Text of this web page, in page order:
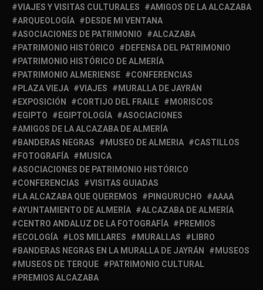
VIAJES Y VISITAS CULTURALES
AMIGOS DE LA ALCAZABA
ARQUEOLOGÍA
DESDE MI VENTANA
ASOCIACIONES DE PATRIMONIO
ALCAZABA
PATRIMONIO HISTÓRICO
DEFENSA DEL PATRIMONIO
PATRIMONIO HISTÓRICO DE ALMERÍA
PATRIMONIO ALMERIENSE
CONFERENCIAS
PLAZA VIEJA
VIAJES
MURALLA DE JAYRÁN
EXPOSICIÓN
CORTIJO DEL FRAILE
MORISCOS
EGIPTO
EGIPTOLOGÍA
ASOCIACIONES
AMIGOS DE LA ALCAZABA DE ALMERÍA
BANDERAS NEGRAS
MUSEO DE ALMERIA
CASTILLOS
FOTOGRAFÍA
MUSICA
ASOCIACIONES DE PATRIMONIO HISTÓRICO
CONFERENCIAS
VISITAS GUIADAS
LA ALCAZABA QUE QUEREMOS
PINGURUCHO
AAAA
AYUNTAMIENTO DE ALMERÍA
ALCAZABA DE ALMERÍA
CENTRO ANDALUZ DE LA FOTOGRAFÍA
PREMIOS
ECOLOGÍA
LOS MILLARES MURALLAS
LIBRO
BANDERAS NEGRAS EN LA MURALLA DE JAYRÁN
MUSEOS
MUSEOS DE TERQUE
PATRIMONIO CULTURAL
PREMIOS ALCAZABA